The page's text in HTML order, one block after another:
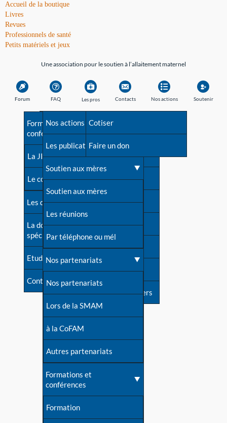
Accueil de la boutique
Livres
Revues
Professionnels de santé
Petits matériels et jeux
Une association pour le soutien à l’allaitement maternel
Forum FAQ
Avant la naissance
Les débuts
Une difficulté d'allaitement ?
Cas particuliers
Mythes et vérités
Devenir animatrice ?
Une question sur le site
Les pros
Formations et
conférences
La JIA
Le congrès
Les dossiers de l'allaitement
La documentation
spécialisée
Etudes récentes
Contact
Contacts
Besoin d'aide?
Répertoire de tous les
contacts
Contact presse
Dossier de presse
Soutenir LLL
Livre d'or
Forum
S'inscrire à nos newsletters
Nos actions
Nos actions
Les publications
Soutien aux mères
Soutien aux mères
Les réunions
Par téléphone ou mél
Nos partenariats
Nos partenariats
Lors de la SMAM
à la CoFAM
Autres partenariats
Formations et
conférences
Formation
Soutenir
Cotiser
Faire un don